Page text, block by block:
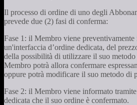
Il processo di ordine di uno degli
prevede due (2) fasi di conferma:
Fase 1: il Membro viene
un'interfaccia d’ordine dedicata, del
della possibilità di utilizzare il suo
Membro potrà allora confermare
oppure potrà modificare il suo metodo di
Fase 2: il Membro viene informato tramite
dedicata che il suo ordine è confermato.